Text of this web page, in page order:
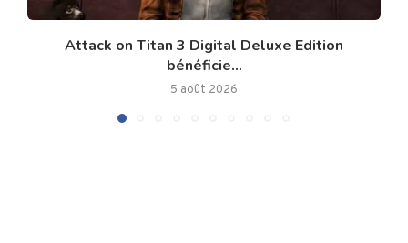
Attack on Titan 3 Digital Deluxe Edition
bénéficie...
5 août 2026